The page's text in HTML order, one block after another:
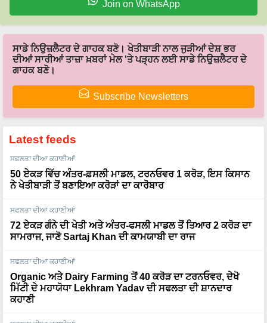
Join on WhatsApp
ਸਾਡੇ ਨਿਉਜ਼ਲੈਟਰ ਦੇ ਗਾਹਕ ਬਣੋ। ਖੇਤੀਬਾੜੀ ਨਾਲ ਜੁੜੀਆਂ ਦੇਸ਼ ਭਰ
ਦੀਆਂ ਸਾਰੀਆਂ ਤਾਜ਼ਾ ਖ਼ਬਰਾਂ ਮੇਲ 'ਤੇ ਪੜ੍ਹਨ ਲਈ ਸਾਡੇ ਨਿਉਜ਼ਲੈਟਰ ਦੇ
ਗਾਹਕ ਬਣੋ।
Subscribe Newsletters
Latest feeds
ਸਫਲਤਾ ਦੀਆ ਕਹਾਣੀਆਂ
50 ਏਕੜ ਵਿੱਚ ਅੰਤਰ-ਫ਼ਸਲੀ ਮਾਡਲ, ਟਰਨਓਵਰ 1 ਕਰੋੜ, ਇਸ ਕਿਸਾਨ
ਨੇ ਖੇਤੀਬਾੜੀ ਤੋਂ ਬਣਾਇਆ ਕਰੋੜਾਂ ਦਾ ਕਾਰੋਬਾਰ
ਸਫਲਤਾ ਦੀਆ ਕਹਾਣੀਆਂ
72 ਏਕੜ ਗੰਨੇ ਦੀ ਖੇਤੀ ਅਤੇ ਅੰਤਰ-ਫਸਲੀ ਮਾਡਲ ਤੋਂ ਤਿਆਰ 2 ਕਰੋੜ ਦਾ
ਸਾਮਰਾਜ, ਜਾਣੋ Sartaj Khan ਦੀ ਕਾਮਯਾਬੀ ਦਾ ਰਾਜ
ਸਫਲਤਾ ਦੀਆ ਕਹਾਣੀਆਂ
Organic ਅਤੇ Dairy Farming ਤੋਂ 40 ਕਰੋੜ ਦਾ ਟਰਨਓਵਰ, ਦੇਖੋ
ਮਿੱਟੀ ਦੇ ਮਹਾਯੋਧਾ Lekhram Yadav ਦੀ ਸਫਲਤਾ ਦੀ ਸ਼ਾਨਦਾਰ
ਕਹਾਣੀ